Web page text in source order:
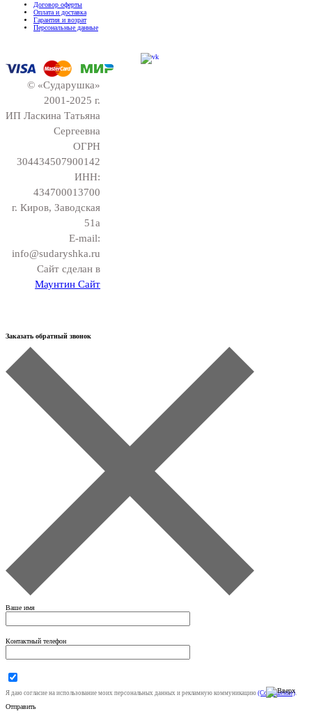
Договор оферты
Оплата и доставка
Гарантия и возрат
Персональные данные
© «Сударушка»
2001-2025 г.
ИП Ласкина Татьяна
Сергеевна
ОГРН
304434507900142
ИНН:
434700013700
г. Киров, Заводская
51а
E-mail:
info@sudaryshka.ru
Сайт сделан в
Маунтин Сайт
Заказать обратный звонок
Ваше имя
Контактный телефон
Я даю согласие на использование моих персональных данных и рекламную коммуникацию (Соглашение).
Отправить